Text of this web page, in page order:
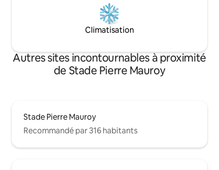
Climatisation
Autres sites incontournables à proximité
de Stade Pierre Mauroy
Stade Pierre Mauroy
Recommandé par 316 habitants